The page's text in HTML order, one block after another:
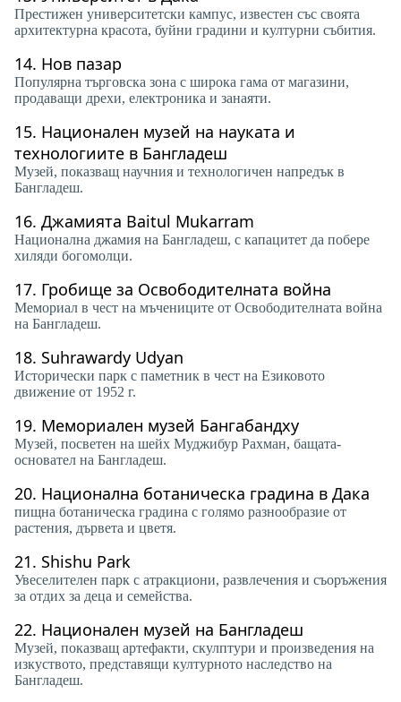
Престижен университетски кампус, известен със своята
архитектурна красота, буйни градини и културни събития.
14. Нов пазар
Популярна търговска зона с широка гама от магазини,
продаващи дрехи, електроника и занаяти.
15. Национален музей на науката и
технологиите в Бангладеш
Музей, показващ научния и технологичен напредък в
Бангладеш.
16. Джамията Baitul Mukarram
Национална джамия на Бангладеш, с капацитет да побере
хиляди богомолци.
17. Гробище за Освободителната война
Мемориал в чест на мъчениците от Освободителната война
на Бангладеш.
18. Suhrawardy Udyan
Исторически парк с паметник в чест на Езиковото
движение от 1952 г.
19. Мемориален музей Бангабандху
Музей, посветен на шейх Муджибур Рахман, бащата-
основател на Бангладеш.
20. Национална ботаническа градина в Дака
пищна ботаническа градина с голямо разнообразие от
растения, дървета и цветя.
21. Shishu Park
Увеселителен парк с атракциони, развлечения и съоръжения
за отдих за деца и семейства.
22. Национален музей на Бангладеш
Музей, показващ артефакти, скулптури и произведения на
изкуството, представящи културното наследство на
Бангладеш.